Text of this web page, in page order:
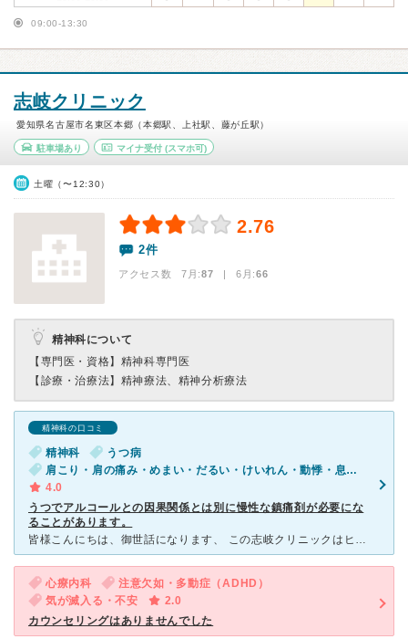
09:00-13:30
志岐クリニック
愛知県名古屋市名東区本郷（本郷駅、上社駅、藤が丘駅）
駐車場あり マイナ受付(スマホ可)
土曜（〜12:30）
2.76
2件
アクセス数 7月:87 | 6月:66
精神科について
【専門医・資格】 精神科専門医
【診療・治療法】 精神療法、精神分析療法
精神科の口コミ
精神科
うつ病
肩こり・肩の痛み・めまい・だるい・けいれん・動悸・息切れ・体調不良・寝つきが悪い・不眠・急性の下痢・性欲の低下（男性）・気が滅入る・不安・気分が異常に高揚している・物忘れがひどい
4.0
うつでアルコールとの因果関係とは別に慢性な鎮痛剤が必要にな
ることがあります。
皆様こんにちは、御世話になります、 この志岐クリニックはヒッソリと落ち着いた雰囲気を持っているクリニックです、前回はアルコールとは因果関係とは別に慢性な鎮痛剤が必要になることがありますが、消炎鎮痛剤
心療内科
注意欠如・多動症（ADHD）
気が滅入る・不安
2.0
カウンセリングはありませんでした